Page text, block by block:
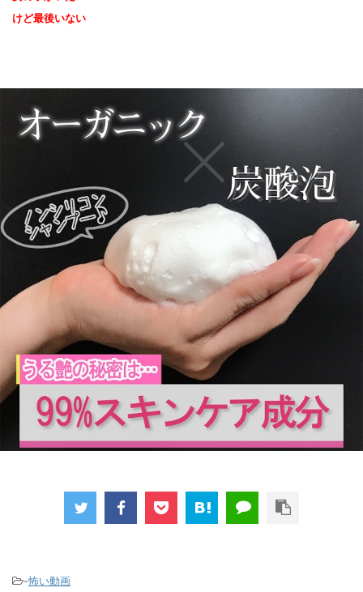
けど最後いない﻿
-怖い動画